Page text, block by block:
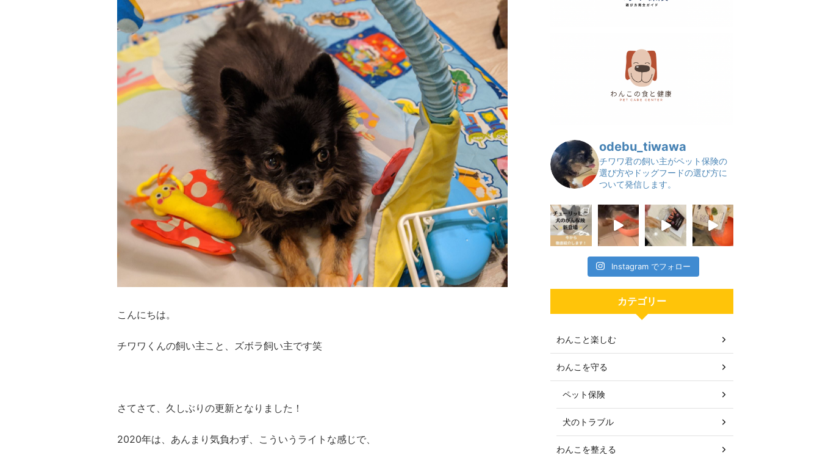
こんにちは。
チワワくんの飼い主こと、ズボラ飼い主です笑
さてさて、久しぶりの更新となりました！
2020年は、あんまり気負わず、こういうライトな感じで、
odebu_tiwawa
チワワ君の飼い主がペット保険の
選び方やドッグフードの選び方に
ついて発信します。
Instagram でフォロー
カテゴリー
わんこと楽しむ
わんこを守る
ペット保険
犬のトラブル
わんこを整える